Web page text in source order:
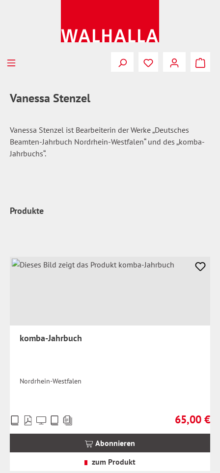
Du hast 0
Vanessa Stenzel
Vanessa Stenzel ist Bearbeiterin der Werke „Deutsches
Beamten-Jahrbuch Nordrhein-Westfalen“ und des „komba-
Jahrbuchs“.
Produkte
komba-Jahrbuch
Nordrhein-Westfalen
Regulärer
65,00 €
Preise
inkl.
Abonnieren
zum Produkt